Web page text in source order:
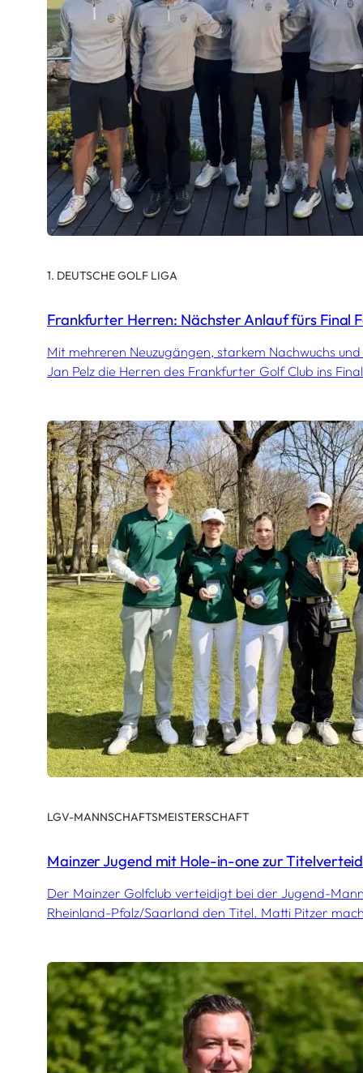
1. DEUTSCHE GOLF LIGA
Frankfurter Herren: Nächster Anlauf fürs Final
Mit mehreren Neuzugängen, starkem Nachwuchs
Jan Pelz die Herren des Frankfurter Golf Club ins
LGV-MANNSCHAFTSMEISTERSCHAFT
Mainzer Jugend mit Hole-in-one zur
Der Mainzer Golfclub verteidigt bei der Jugend-
Rheinland-Pfalz/Saarland den Titel. Matti Pitzer